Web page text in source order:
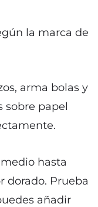
la marca de
arma bolas y
sobre papel
hasta
dorado. Prueba
añadir